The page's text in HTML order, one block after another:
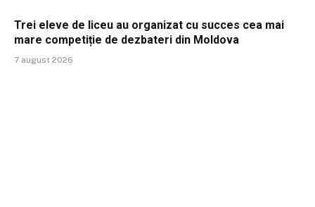
Trei eleve de liceu au organizat cu succes cea mai
mare competiție de dezbateri din Moldova
7 august 2026